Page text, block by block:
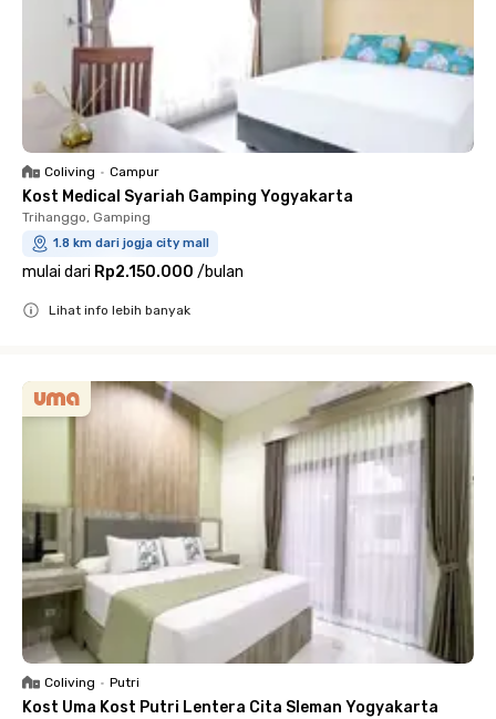
Coliving • Campur
Kost Medical Syariah Gamping Yogyakarta
Trihanggo, Gamping
1.8 km dari jogja city mall
mulai dari Rp2.150.000 /bulan
Lihat info lebih banyak
Coliving • Putri
Kost Uma Kost Putri Lentera Cita Sleman Yogyakarta